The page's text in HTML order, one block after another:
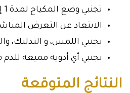
تجنبي وضع المكياج لمدة 1 إلى 2 يوم على الأقل.
الابتعاد عن التعرض
تجنبي اللمس، و التدليك،
تجنبي أي أدوية مميعة للدم
النتائج المتوقعة